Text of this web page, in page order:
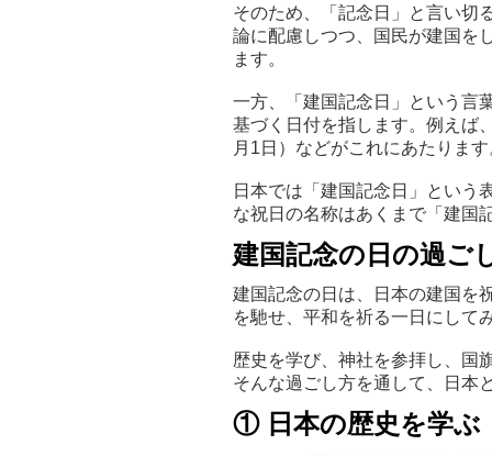
そのため、「記念日」と言い切
論に配慮しつつ、国民が建国を
ます。
一方、「建国記念日」という言
基づく日付を指します。例えば
月1日）などがこれにあたります
日本では「建国記念日」という
な祝日の名称はあくまで「建国
建国記念の日の過ご
建国記念の日は、日本の建国を
を馳せ、平和を祈る一日にして
歴史を学び、神社を参拝し、
そんな過ごし方を通して、日本
① 日本の歴史を学ぶ